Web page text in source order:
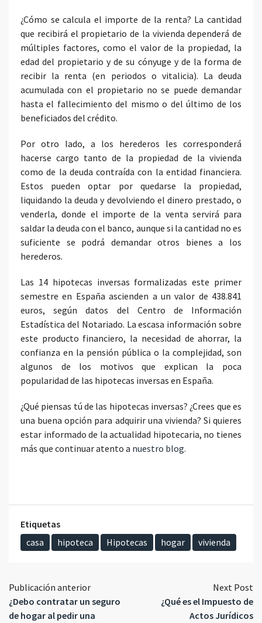
¿Cómo se calcula el importe de la renta? La cantidad
que recibirá el propietario de la vivienda dependerá de
múltiples factores, como el valor de la propiedad, la
edad del propietario y de su cónyuge y de la forma de
recibir la renta (en periodos o vitalicia). La deuda
acumulada con el propietario no se puede demandar
hasta el fallecimiento del mismo o del último de los
beneficiados del crédito.
Por otro lado, a los herederos les corresponderá
hacerse cargo tanto de la propiedad de la vivienda
como de la deuda contraída con la entidad financiera.
Estos pueden optar por quedarse la propiedad,
liquidando la deuda y devolviendo el dinero prestado, o
venderla, donde el importe de la venta servirá para
saldar la deuda con el banco, aunque si la cantidad no es
suficiente se podrá demandar otros bienes a los
herederos.
Las 14 hipotecas inversas formalizadas este primer
semestre en España ascienden a un valor de 438.841
euros, según datos del Centro de Información
Estadística del Notariado. La escasa información sobre
este producto financiero, la necesidad de ahorrar, la
confianza en la pensión pública o la complejidad, son
algunos de los motivos que explican la poca
popularidad de las hipotecas inversas en España.
¿Qué piensas tú de las hipotecas inversas? ¿Crees que es
una buena opción para adquirir una vivienda? Si quieres
estar informado de la actualidad hipotecaria, no tienes
más que continuar atento a nuestro blog.
Etiquetas
casa
hipoteca Hipotecas hogar vivienda
Publicación anterior
¿Debo contratar un seguro
de hogar al pedir una
Next Post
¿Qué es el Impuesto de
Actos Jurídicos